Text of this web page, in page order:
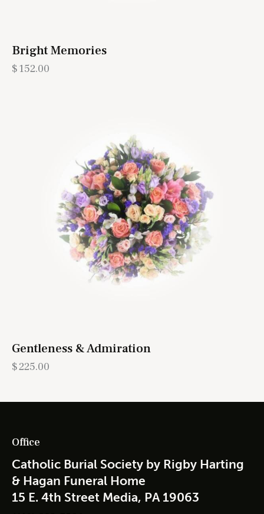
Bright Memories
$152.00
Gentleness & Admiration
$225.00
Office
Catholic Burial Society by Rigby Harting
& Hagan Funeral Home
15 E. 4th Street Media, PA 19063